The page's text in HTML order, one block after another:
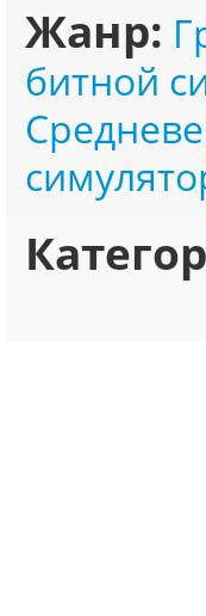
Жанр:
битной